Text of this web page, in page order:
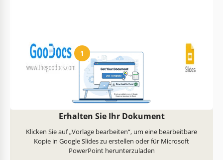
1
Erhalten Sie Ihr Dokument
Klicken Sie auf „Vorlage bearbeiten“, um eine bearbeitbare
Kopie in Google Slides zu erstellen oder für Microsoft
PowerPoint herunterzuladen